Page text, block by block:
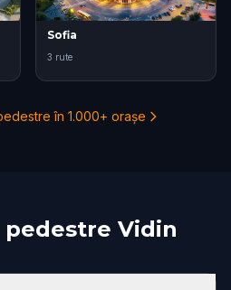
Sofia
3 rute
în 1.000+ orașe
pedestre Vidin